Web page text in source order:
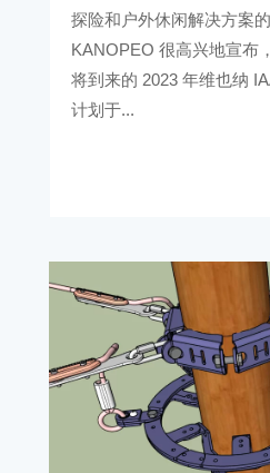
探险和户外休闲解决方案
KANOPEO 很高兴地宣布
将到来的 2023 年维也纳
计划于...